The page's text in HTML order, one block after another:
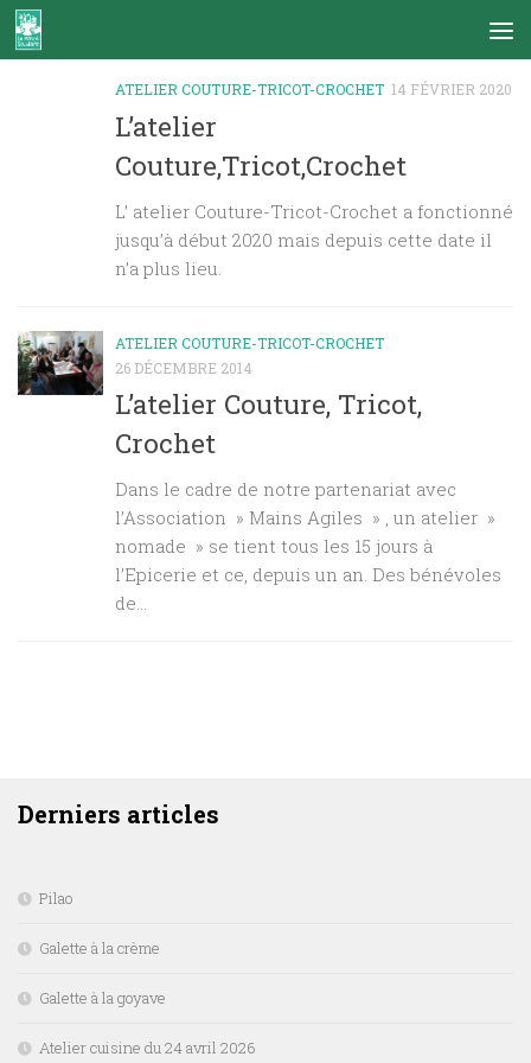
Skip to content
ATELIER COUTURE-TRICOT-CROCHET 14 FÉVRIER 2020
L’atelier
Couture,Tricot,Crochet
L’ atelier Couture-Tricot-Crochet a fonctionné
jusqu’à début 2020 mais depuis cette date il
n’a plus lieu.
ATELIER COUTURE-TRICOT-CROCHET
26 DÉCEMBRE 2014
L’atelier Couture, Tricot,
Crochet
Dans le cadre de notre partenariat avec
l’Association » Mains Agiles » , un atelier »
nomade » se tient tous les 15 jours à
l’Epicerie et ce, depuis un an. Des bénévoles
de...
Derniers articles
Pilao
Galette à la crème
Galette à la goyave
Atelier cuisine du 24 avril 2026